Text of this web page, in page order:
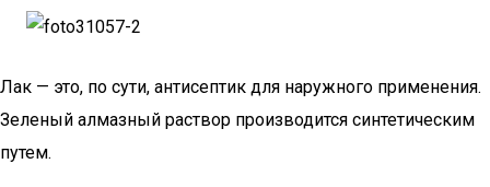
Лак — это, по сути, антисептик для наружного применения.
Зеленый алмазный раствор производится синтетическим
путем.